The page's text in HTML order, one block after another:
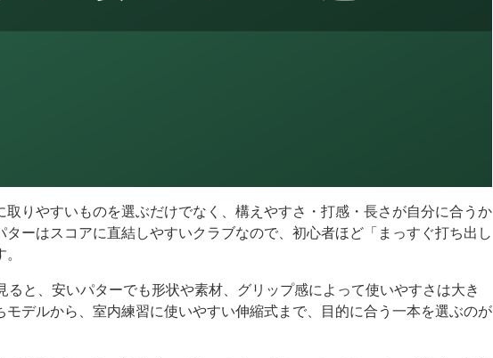
りやすいものを選ぶだけでなく、構えやすさ・打感・長さが自分に合うか
ーはスコアに直結しやすいクラブなので、初心者ほど「まっすぐ打ち出し
ると、安いパターでも形状や素材、グリップ感によって使いやすさは大き
モデルから、室内練習に使いやすい伸縮式まで、目的に合う一本を選ぶのが